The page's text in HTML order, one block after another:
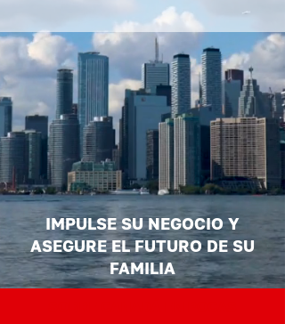
IMPULSE SU NEGOCIO Y
ASEGURE EL FUTURO DE SU
FAMILIA